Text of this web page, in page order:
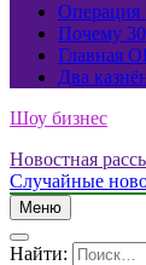
Операция
Почему
Главная
Два
Шоу бизнес
Новостная
Случайные
Меню
Найти: